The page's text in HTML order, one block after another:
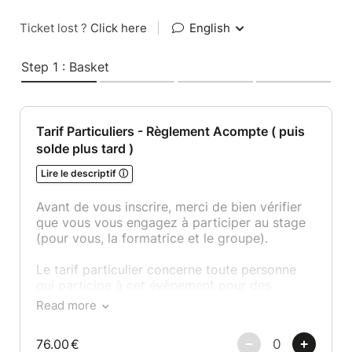
Ticket lost ? Click here English
Step 1 : Basket
Tarif Particuliers - Règlement Acompte ( puis
solde plus tard )
Lire le descriptif ⓘ
Avant de vous inscrire, merci de bien vérifier
que vous vous engagez à participer au stage
(pour vous, la formatrice et le groupe).
Le tarif particulier concerne toute personne
raisons personnelles n'impliquant donc pas de
l'évènement (devis, programme...).
Read more
76.00€